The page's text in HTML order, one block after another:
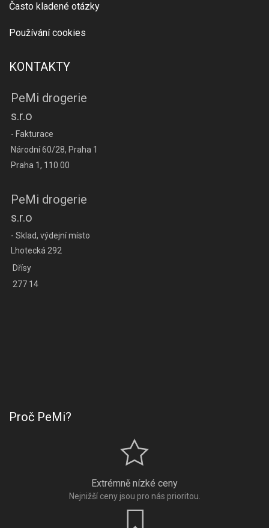
Často kladené otázky
Používání cookies
KONTAKTY
PeMi drogerie
s.r.o
- Fakturace
Národní 60/28, Praha 1
Praha 1, 110 00
PeMi drogerie
s.r.o
- Sklad, výdejní místo
Lhotecká 292
Dřísy
277 14
Proč PeMi?
Extrémně nízké ceny
Nejnižší ceny jsou pro nás prioritou.